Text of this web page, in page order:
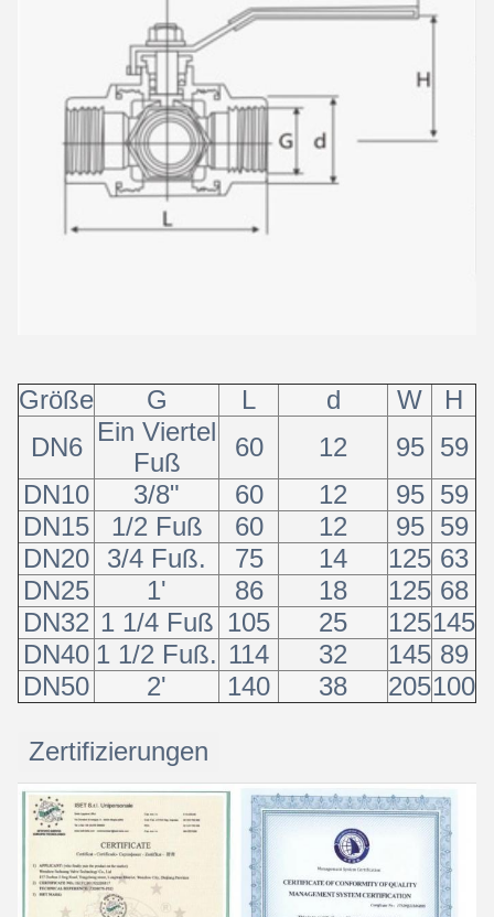
Größe G L d W
H
DN6
Ein Viertel
Fuß
60 12 95 59
DN10
3/8" 60 12 95 59
DN15
1/2 Fuß 60 12 95 59
DN20
3/4 Fuß. 75 14 125 63
DN25
1' 86 18 125 68
DN32 1 1/4 Fuß 105 25 125145
DN40 1 1/2 Fuß. 114 32 145 89
DN50
2' 140 38 205100
Zertifizierungen